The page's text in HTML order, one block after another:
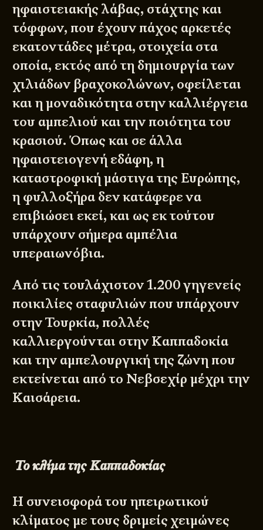
ηφαιστειακής λάβας, στάχτης και
τόφφων, που έχουν πάχος αρκετές
εκατοντάδες μέτρα, στοιχεία στα
οποία, εκτός από τη δημιουργία των
χιλιάδων βραχοκολώνων, οφείλεται
και η μοναδικότητα στην καλλιέργεια
του αμπελιού και την ποιότητα του
κρασιού. Όπως και σε άλλα
ηφαιστειογενή εδάφη, η
καταστροφική μάστιγα της Ευρώπης,
η φυλλοξήρα δεν κατάφερε να
επιβιώσει εκεί, και ως εκ τούτου
υπάρχουν σήμερα αμπέλια
υπεραιωνόβια.
Από τις τουλάχιστον 1.200 γηγενείς
ποικιλίες σταφυλιών που υπάρχουν
στην Τουρκία, πολλές
καλλιεργούνται στην Καππαδοκία
και την αμπελουργική της ζώνη που
εκτείνεται από το Νεβσεχίρ μέχρι την
Καισάρεια.
Το κλίμα της Καππαδοκίας
Η συνεισφορά του ηπειρωτικού
κλίματος με τους δριμείς χειμώνες